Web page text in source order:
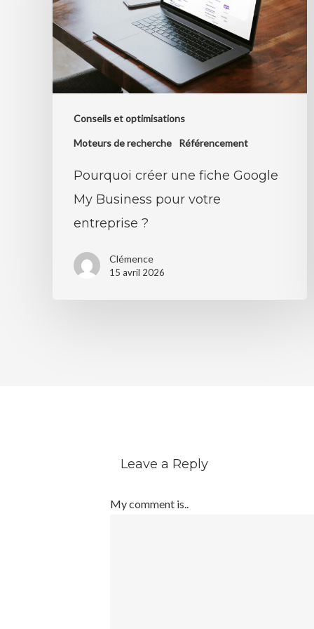
Conseils et optimisations
Moteurs de recherche Référencement
Google
My
Business
pour
entreprise
Pourquoi créer une fiche Google
My Business pour votre
entreprise ?
Clémence
15 avril 2026
Leave a Reply
My comment is..